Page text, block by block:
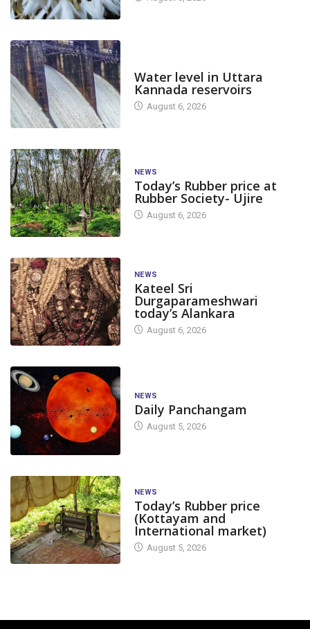
Water level in Uttara
Kannada reservoirs
August 6, 2026
NEWS
Today’s Rubber price at
Rubber Society- Ujire
August 6, 2026
NEWS
Kateel Sri
Durgaparameshwari
today’s Alankara
August 6, 2026
NEWS
Daily Panchangam
August 5, 2026
NEWS
Today’s Rubber price
(Kottayam and
International market)
August 5, 2026